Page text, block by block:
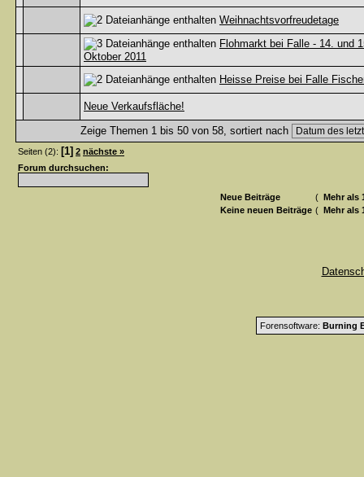
Weihnachtsvorfreudetage
Flohmarkt bei Falle - 14. und
Oktober 2011
Heisse Preise bei Falle
Neue Verkaufsfläche!
Zeige Themen 1 bis 50 von 58, sortiert nach
Seiten (2): [1] 2 nächste »
Forum durchsuchen:
Neue Beiträge ( Mehr als
Keine neuen Beiträge ( Mehr als
Forensoftware: Burning